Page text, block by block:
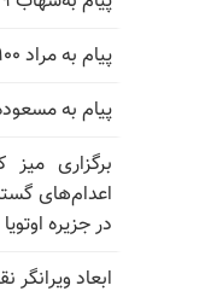
پیام به مراد ۹۰۰ اهواز
پیام به مسعوده ۱۶۹۰
برگزاری
اعدام‌های
در جزیره
ابعاد